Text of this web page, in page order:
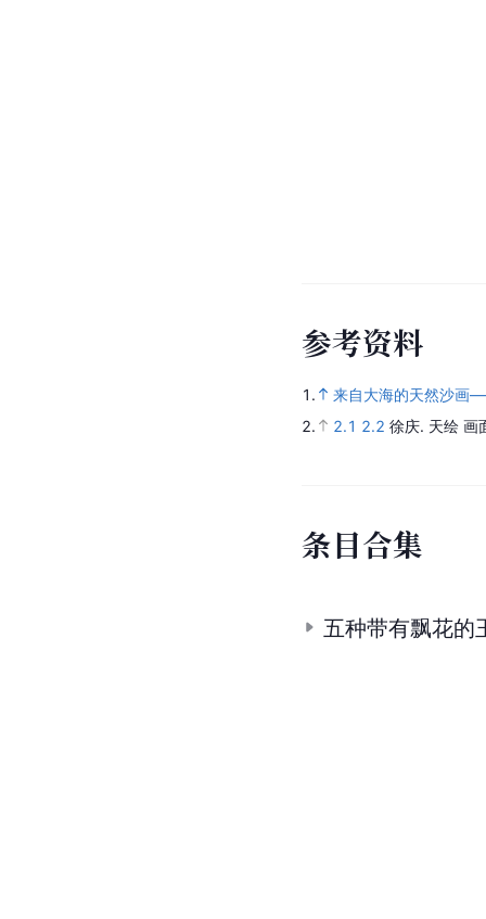
参考资料
1.
来自大海的天然沙画
2.
2.1 2.2 徐庆. 天绘 画
条目合集
五种带有飘花的